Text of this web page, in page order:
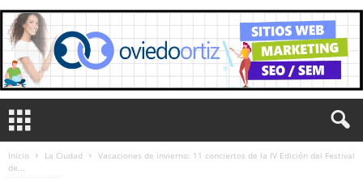
Inicio La Ciudad
Vacaciones de invierno: 11 conciertos de la IV Edición del Festival
de...